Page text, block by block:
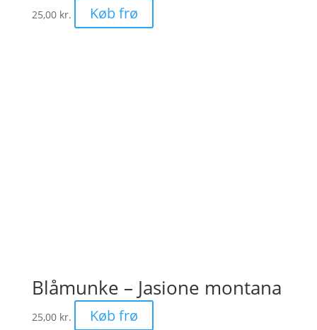
25,00 kr. Køb frø
Blåmunke – Jasione montana
25,00 kr. Køb frø